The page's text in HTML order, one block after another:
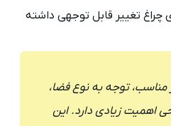
چراغ تغییر قابل توجهی داشته
مناسب، توجه به نوع فضا،
اهمیت زیادی دارد. این